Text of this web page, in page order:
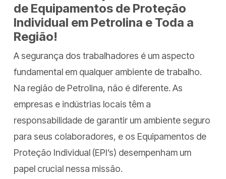
de Equipamentos de Proteção
Individual em Petrolina e Toda a
Região!
A segurança dos trabalhadores é um aspecto
fundamental em qualquer ambiente de trabalho.
Na região de Petrolina, não é diferente. As
empresas e indústrias locais têm a
responsabilidade de garantir um ambiente seguro
para seus colaboradores, e os Equipamentos de
Proteção Individual (EPI’s) desempenham um
papel crucial nessa missão.